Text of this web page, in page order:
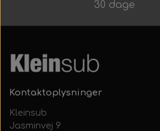
30 dage
Kontaktoplysninger
Kleinsub
Jasminvej 9